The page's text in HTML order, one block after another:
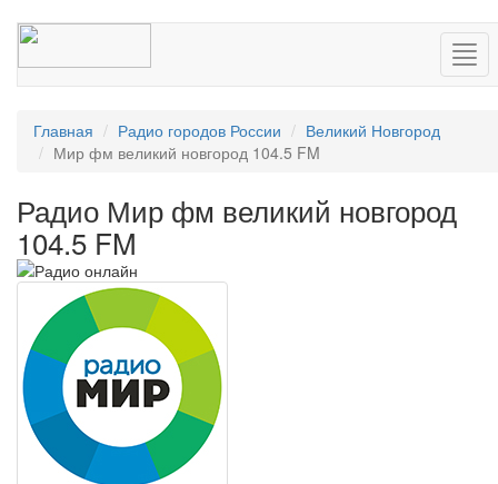
Главная Радио городов России
Великий Новгород
Мир фм великий новгород 104.5 FM
Радио Мир фм великий новгород
104.5 FM